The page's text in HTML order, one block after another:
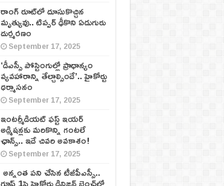
రాంగ్ రూట్‌లో దూసుకొచ్చిన
మృత్యువు.. టిప్పర్ ఢీకొని ఏడుగురు
దుర్మరణం
September 17, 2025
‘డీఎస్సీ పోస్టింగుల్లో ప్రాధాన్యం
వ్యవహారాన్ని తేల్చాల్సిందే’.. హైకోర్టు
ధర్మాసనం
September 17, 2025
ఇంటర్మీడియట్ ఫస్ట్‌ ఇయర్‌
అడ్మిషన్లకు మరికొన్ని గంటలే
ఛాన్స్‌.. ఇదే చివరి అవకాశం!
September 17, 2025
అన్నంత పని చేసిన టీజీపీఎస్సీ..